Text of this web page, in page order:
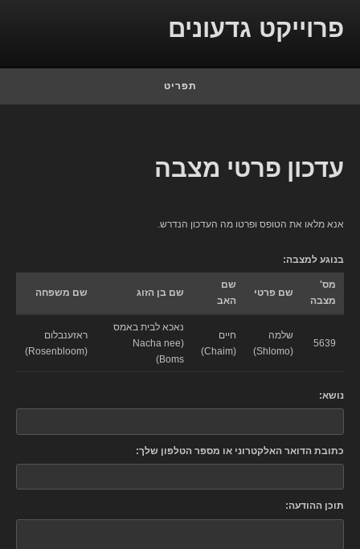
פרוייקט גדעונים
תפריט
עדכון פרטי מצבה
אנא מלאו את הטופס ופרטו מה העדכון הנדרש.
בנוגע למצבה:
מס'
מצבה
שם פרטי
שם
האב
שם בן הזוג שם משפחה
5639
שלמה
(Shlomo)
חיים
(Chaim)
נאכא לבית באמס
(Nacha nee
Boms)
ראזענבלום
(Rosenbloom)
נושא:
כתובת הדואר האלקטרוני או מספר הטלפון שלך:
תוכן ההודעה: